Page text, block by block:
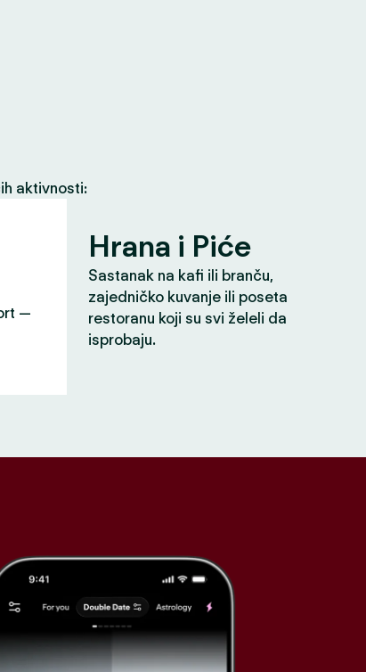
aktivnosti:
—
Hrana i Piće
Sastanak na kafi ili branču,
zajedničko kuvanje ili poseta
restoranu koji su svi želeli da
isprobaju.